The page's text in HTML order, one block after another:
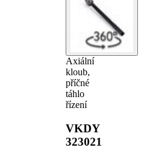
Axiální
kloub,
příčné
táhlo
řízení
VKDY
323021